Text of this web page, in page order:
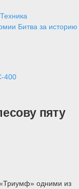
Техника
Битва за историю
400
пяту
одними из